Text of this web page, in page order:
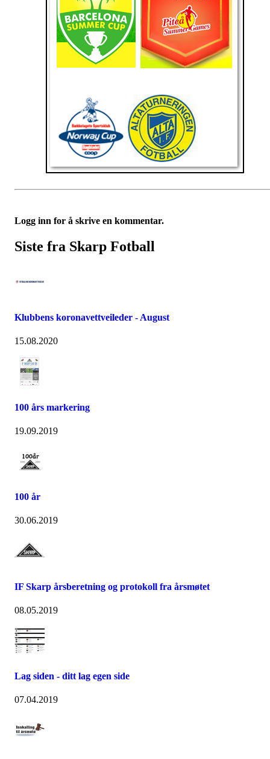
Logg inn for å skrive en kommentar.
Siste fra Skarp Fotball
Klubbens koronavettveileder - August
15.08.2020
100 års markering
19.09.2019
100 år
30.06.2019
IF Skarp årsberetning og protokoll fra årsmøtet
08.05.2019
Lag siden - ditt lag egen side
07.04.2019